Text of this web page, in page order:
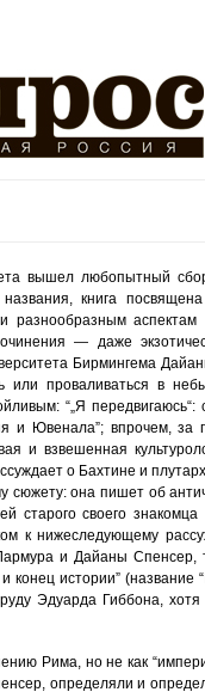
вышел любопытный
названия, книга
разнообразным
— даже
Бирмингема
проваливаться в
“„Я
Ювенала”; впрочем, за
и взвешенная
о Бахтине и
сюжету: она пишет об
старого своего
к нижеследующему
и Дайаны Спенсер,
конец истории” (название
Эдуарда Гиббона,
Рима, но не как
определяли и